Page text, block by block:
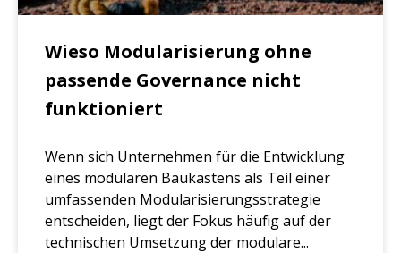
Wieso Modularisierung ohne
passende Governance nicht
funktioniert
Wenn sich Unternehmen für die Entwicklung
eines modularen Baukastens als Teil einer
umfassenden Modularisierungsstrategie
entscheiden, liegt der Fokus häufig auf der
technischen Umsetzung der modulare...